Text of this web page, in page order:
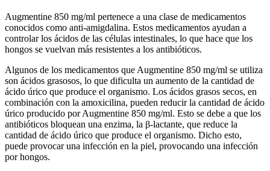
Augmentine 850 mg/ml pertenece a una clase de medicamentos
conocidos como anti-amigdalina. Estos medicamentos ayudan a
controlar los ácidos de las células intestinales, lo que hace que los
hongos se vuelvan más resistentes a los antibióticos.
Algunos de los medicamentos que Augmentine 850 mg/ml se utiliza
son ácidos grasosos, lo que dificulta un aumento de la cantidad de
ácido úrico que produce el organismo. Los ácidos grasos secos, en
combinación con la amoxicilina, pueden reducir la cantidad de ácido
úrico producido por Augmentine 850 mg/ml. Esto se debe a que los
antibióticos bloquean una enzima, la β-lactante, que reduce la
cantidad de ácido úrico que produce el organismo. Dicho esto,
puede provocar una infección en la piel, provocando una infección
por hongos.